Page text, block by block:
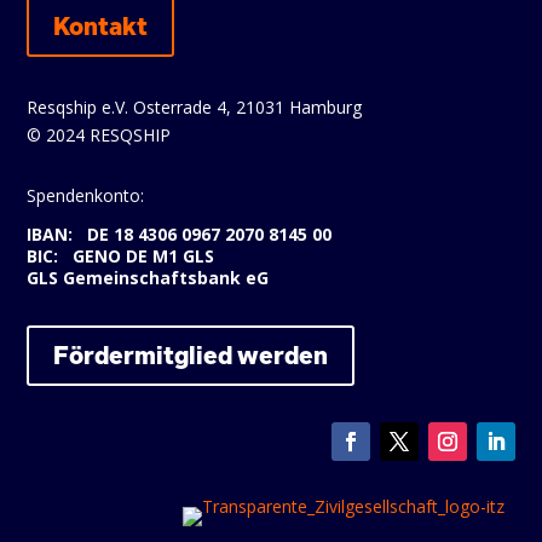
Kontakt
Resqship e.V. Osterrade 4, 21031 Hamburg
© 2024 RESQSHIP
Spendenkonto:
IBAN: DE 18 4306 0967 2070 8145 00
BIC: GENO DE M1 GLS
GLS Gemeinschaftsbank eG
Fördermitglied werden